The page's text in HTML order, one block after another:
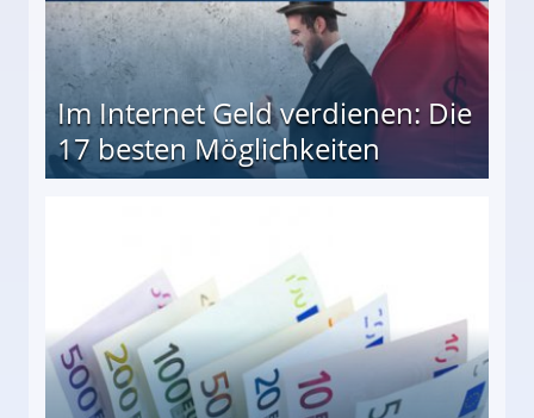
Im Internet Geld verdienen: Die
17 besten Möglichkeiten